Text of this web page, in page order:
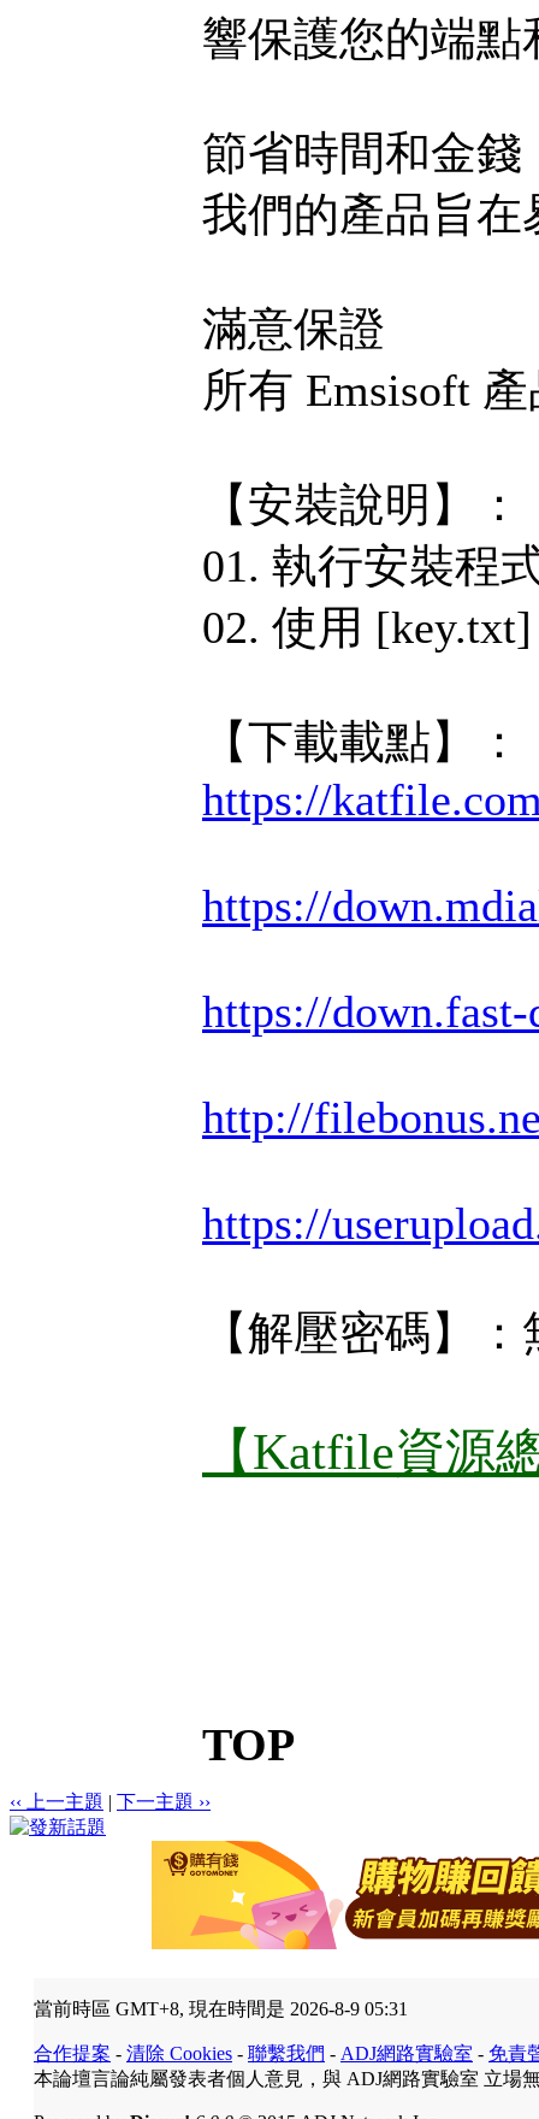
響保護您的端點
節省時間和金錢
我們的產品旨
滿意保證
所有 Emsisoft
【安裝說明】：
01. 執行安裝程
02. 使用
【下載載點】：
https://
https://
https://
http://
https://
【解壓密碼】：
【Katfile資源
TOP
‹‹ 上一主題 | 下一主題 ››
當前時區 GMT+8, 現在時間是 2026-8-9 05:31
合作提案 - 清除 Cookies - 聯繫我們 - ADJ網路實驗室 - 免責
本論壇言論純屬發表者個人意見，與 ADJ網路實驗室 立場